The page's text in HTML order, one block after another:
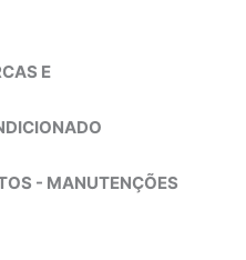
E
- MANUTENÇÕES